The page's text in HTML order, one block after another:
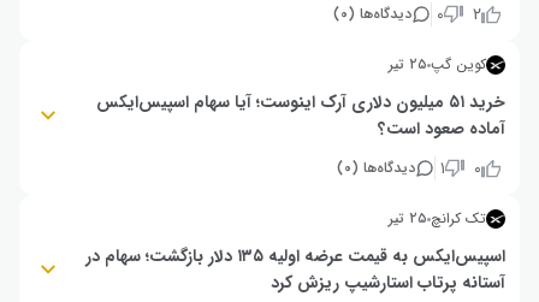
موقعیت‌های فروش استقراضی، تردیدها درباره ادامه روند صعودی آن را بیشتر
بسیار خوش‌بینانه دارد و معتقد است ارزش این شرکت در آینده از کل اقتصاد
۲ ۰ دیدگاه‌ها (۰)
کوین گپ ۲۵ تیر
خرید ۵۱ میلیون دلاری آرک اینوست؛ آیا سهام اسپیس‌ایکس
آماده صعود است؟
رساند؛ اقدامی که نشان‌دهنده تداوم اعتماد این شرکت به چشم‌انداز رشد
اسپیس‌ایکس است.
جزییات بیشتر
۰ ۱ دیدگاه‌ها (۰)
تک کرانچ ۲۵ تیر
اسپیس‌ایکس به قیمت عرضه اولیه ۱۳۵ دلار بازگشت؛ سهام در
آستانه پرتاب استارشیپ ریزش کرد